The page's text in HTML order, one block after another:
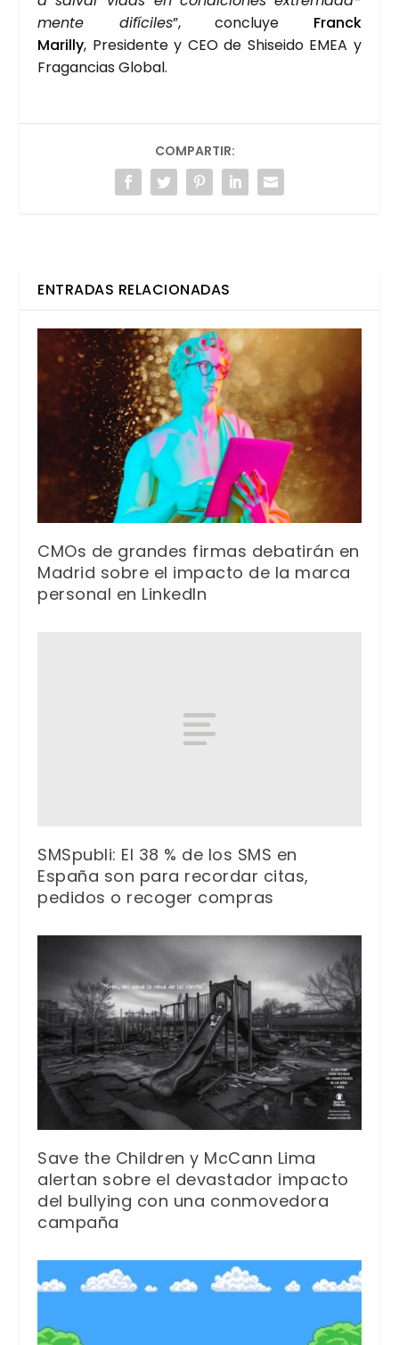
men­te difí­ci­les”, con­clu­ye Franck
Marilly, Pre­si­den­te y CEO de Shi­sei­do EMEA y
Fra­gan­cias Glo­bal.
COMPARTIR:
ENTRADAS RELACIONADAS
CMOs de grandes firmas debatirán en
Madrid sobre el impacto de la marca
personal en LinkedIn
SMSpubli: El 38 % de los SMS en
España son para recordar citas,
pedidos o recoger compras
Save the Children y McCann Lima
alertan sobre el devastador impacto
del bullying con una conmovedora
campaña